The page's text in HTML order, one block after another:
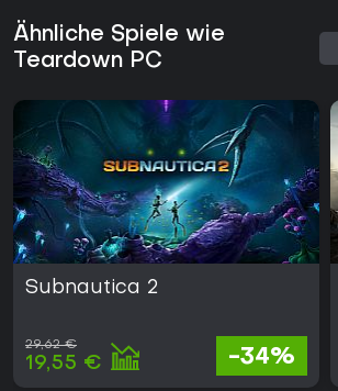
Ähnliche Spiele wie
Teardown PC
Subnautica 2
29,62 €
19,55 € -34%